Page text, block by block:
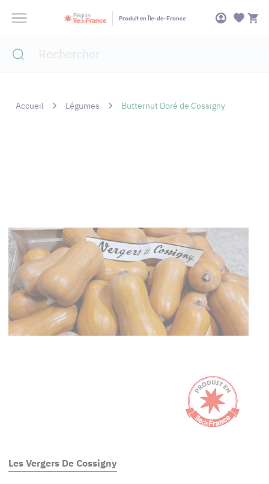
Produit en Île-de-France
Accueil Légumes Butternut Doré de Cossigny
Les Vergers De Cossigny